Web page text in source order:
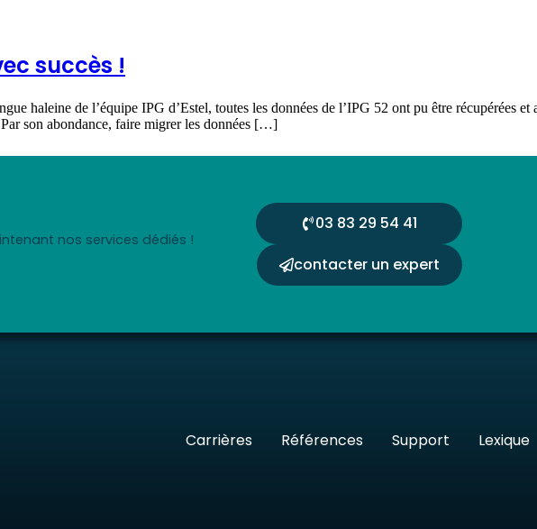
succès !
haleine de l’équipe IPG d’Estel, toutes les données de l’IPG 52 ont pu être récupérées et
son abondance, faire migrer les données […]
nos services dédiés !
03 83 29 54 41
contacter un expert
Carrières Références Support Lexique